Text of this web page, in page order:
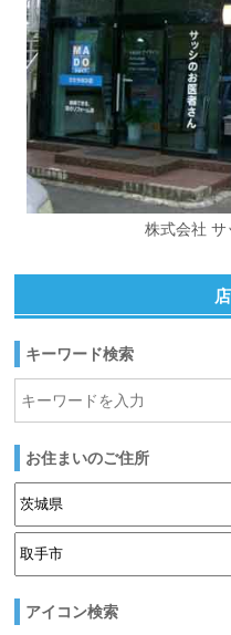
株式会社 サ
キーワード検索
お住まいのご住所
アイコン検索